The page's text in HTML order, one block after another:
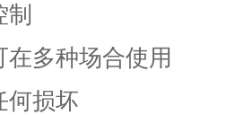
多种场合使用
何损坏